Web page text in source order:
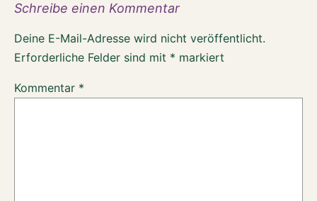
Schreibe einen Kommentar
Deine E-Mail-Adresse wird nicht veröffentlicht.
Erforderliche Felder sind mit * markiert
Kommentar *